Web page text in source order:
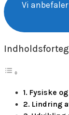
Vi
Fysiske
Lindring